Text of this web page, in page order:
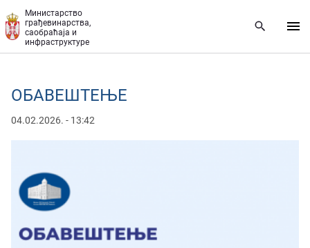
Министарство
грађевинарства,
саобраћаја и
инфраструктуре
ОБАВЕШТЕЊЕ
04.02.2026. - 13:42